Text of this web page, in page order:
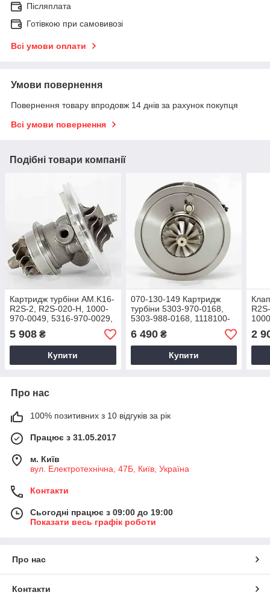
Післяплата
Готівкою при самовивозі
Всі умови оплати
Умови повернення
Повернення товару впродовж 14 днів за рахунок покупця
Всі умови повернення
Подібні товари компанії
Картридж турбіни AM.K16-
R2S-2, R2S-020-H, 1000-
970-0049, 5316-970-0029,
1000-988-0049, 5316-988-
0029
5 908 ₴
Купити
070-130-149 Картридж
турбіни 5303-970-0168,
5303-988-0168, 1118100-
ED01A, 1000-030-246,
AM.BV43-6, K03-048
6 490₴
Купити
2
Про нас
100% позитивних з 10 відгуків за рік
Працює з 31.05.2017
м. Київ
вул. Електротехнічна, 47Б, Київ, Україна
Контакти
Сьогодні працює з 09:00 до 19:00
Показати весь графік роботи
Про нас
Контакти